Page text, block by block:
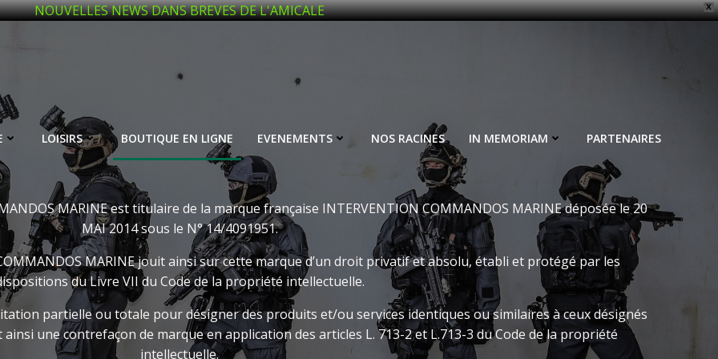
X
NOUVELLES NEWS DANS BREVES DE L'AMICALE
LOISIRS BOUTIQUE EN LIGNE EVENEMENTS NOS RACINES IN MEMORIAM PARTENAIRES
MARINE est titulaire de la marque française INTERVENTION COMMANDOS MARINE déposée le 20
MAI 2014 sous le N° 14/4091951.
COMMANDOS MARINE jouit ainsi sur cette marque d’un droit privatif et absolu, établi et protégé par les
du Livre VII du Code de la propriété intellectuelle.
partielle ou totale pour désigner des produits et/ou services identiques ou similaires à ceux désignés
une contrefaçon de marque en application des articles L. 713-2 et L.713-3 du Code de la propriété
intellectuelle.